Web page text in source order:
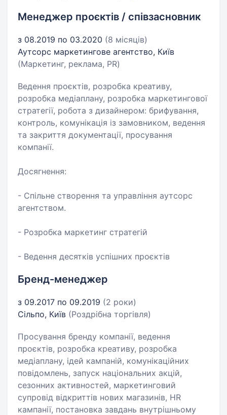
Менеджер проєктів / співзасновник
з 08.2019 по 03.2020 (8 місяців)
Аутсорс маркетингове агентство, Київ
(Маркетинг, реклама, PR)
Ведення проєктів, розробка креативу,
розробка медіаплану, розробка маркетингової
стратегії, робота з дизайнером: брифування,
контроль, комунікація із замовником, ведення
та закриття документації, просування
компанії.
Досягнення:
- Спільне створення та управління аутсорс
агентством.
- Розробка маркетинг стратегій
- Ведення десятків успішних проєктів
Бренд-менеджер
з 09.2017 по 09.2019 (2 роки)
Сільпо, Київ (Роздрібна торгівля)
Просування бренду компанії, ведення
проєктів, розробка креативу, розробка
медіаплану, ідей кампаній, комунікаційних
повідомлень, запуск національних акцій,
сезонних активностей, маркетинговий
супровід відкриттів нових магазинів, HR
кампанії, постановка завдань внутрішньому